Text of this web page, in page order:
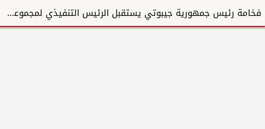
فخامة رئيس جمهورية جيبوتي يستقبل الرئيس التنفيذي لمجموعة المبارك للإنشاءات والتطوير العقاري ويؤكد دع...